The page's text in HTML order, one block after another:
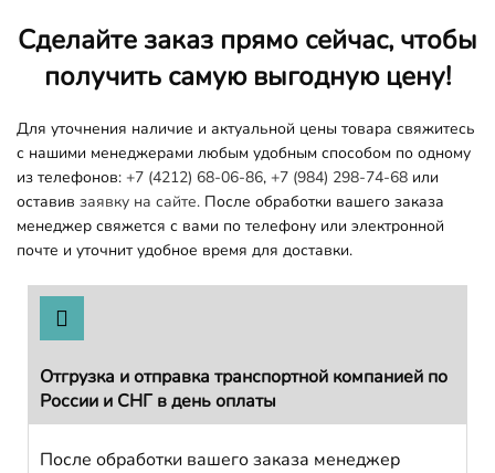
Сделайте заказ прямо сейчас, чтобы
получить самую выгодную цену!
Для уточнения наличие и актуальной цены товара свяжитесь
с нашими менеджерами любым удобным способом по одному
из телефонов: +7 (4212) 68-06-86, +7 (984) 298-74-68 или
оставив заявку на сайте. После обработки вашего заказа
менеджер свяжется с вами по телефону или электронной
почте и уточнит удобное время для доставки.
Отгрузка и отправка транспортной компанией по
России и СНГ в день оплаты
После обработки вашего заказа менеджер